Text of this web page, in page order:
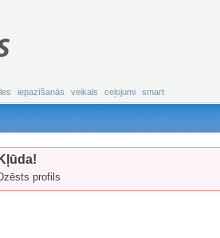
iepazīšanās veikals ceļojumi smart
Kļūda!
profils